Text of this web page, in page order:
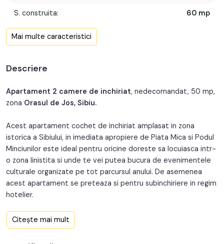
S. construita: 60 mp
Confort:
An constructie:
An renovare: 2023
Mai multe caracteristici
Descriere
Apartament 2 camere de inchiriat, nedecomandat, 50 mp,
zona Orasul de Jos, Sibiu.
Acest apartament cochet de inchiriat amplasat in zona
istorica a Sibiului, in imediata apropiere de Piata Mica si Podul
Minciunilor este ideal pentru oricine doreste sa locuiasca intr-
o zona linistita si unde te vei putea bucura de evenimentele
culturale organizate pe tot parcursul anului. De asemenea
acest apartament se preteaza si pentru subinchiriere in regim
hotelier.
Avantaje majore ale acestui apartament:
• Pet friendly;
Citește mai mult